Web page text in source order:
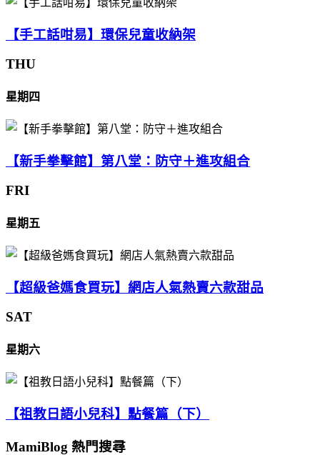
【手工話咁易】環保兒童收納架
THU
星期四
【新手拳擊館】第八堂：防守＋進攻組合
FRI
星期五
【超級爸媽食買玩】網店人氣熱賣六款甜品
SAT
星期六
【祖教日語小兒科】點餐篇（下）
MamiBlog 熱門搜尋